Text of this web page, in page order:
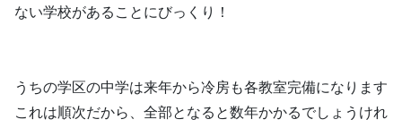
ない学校があることにびっくり！
うちの学区の中学は来年から冷房も各教室完備になります
これは順次だから、全部となると数年かかるでしょうけれ